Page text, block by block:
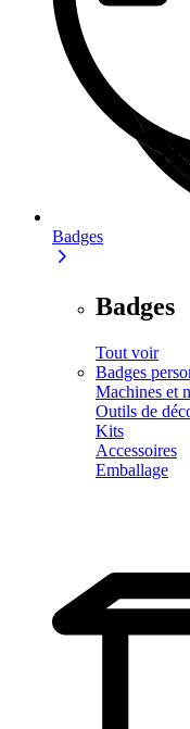
Badges
Badges
Tout voir
Badges
Machines et
Outils de
Kits
Accessoires
Emballage